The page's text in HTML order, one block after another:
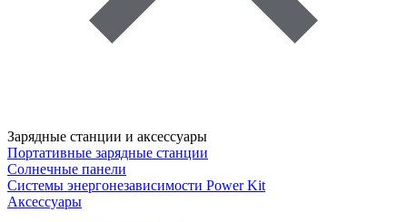
Зарядные станции и аксессуары
Портативные зарядные станции
Солнечные панели
Системы энергонезависимости Power Kit
Аксессуары